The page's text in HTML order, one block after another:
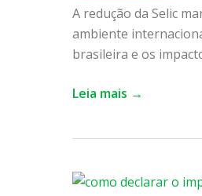
A redução da Selic
ambiente
brasileira e os
inicia
cortes,
mas
Leia mais →
Imposto